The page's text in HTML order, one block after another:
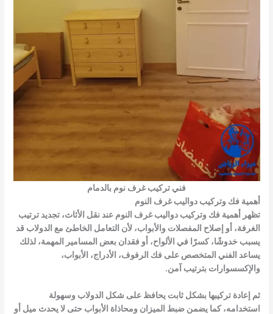
فني تركيب غرف نوم بالدمام
أهمية فك وتركيب دواليب غرف النوم
تظهر أهمية فك وتركيب دواليب غرف النوم عند نقل الأثاث، تجديد ترتيب
الغرفة، أو إصلاح المفصلات والأبواب، لأن التعامل الخاطئ مع الدولاب قد
يسبب خدوشًا، كسرًا في الألواح، أو فقدان بعض المسامير المهمة، لذلك
يساعد الفني المتخصص على فك الرفوف، الأدراج، الأبواب،
والإكسسوارات بترتيب آمن.
ثم إعادة تركيبها بشكل ثابت يحافظ على شكل الدولاب وسهولة
استخدامه، كما يضمن ضبط الميزان ومحاذاة الأبواب حتى لا يحدث ميل أو